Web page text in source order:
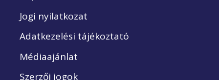
Jogi nyilatkozat
Adatkezelési tájékoztató
Médiaajánlat
Szerzői jogok